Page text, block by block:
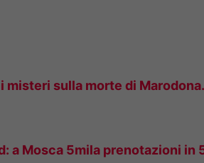
misteri sulla morte di Marodona.
a Mosca 5mila prenotazioni in